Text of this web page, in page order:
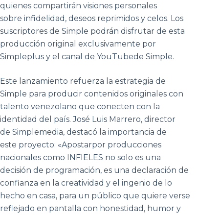
quienes compartirán visiones personales
sobre infidelidad, deseos reprimidos y celos. Los
suscriptores de Simple podrán disfrutar de esta
producción original exclusivamente por
Simpleplus y el canal de YouTubede Simple.
Este lanzamiento refuerza la estrategia de
Simple para producir contenidos originales con
talento venezolano que conecten con la
identidad del país. José Luis Marrero, director
de Simplemedia, destacó la importancia de
este proyecto: «Apostarpor producciones
nacionales como INFIELES no solo es una
decisión de programación, es una declaración de
confianza en la creatividad y el ingenio de lo
hecho en casa, para un público que quiere verse
reflejado en pantalla con honestidad, humor y